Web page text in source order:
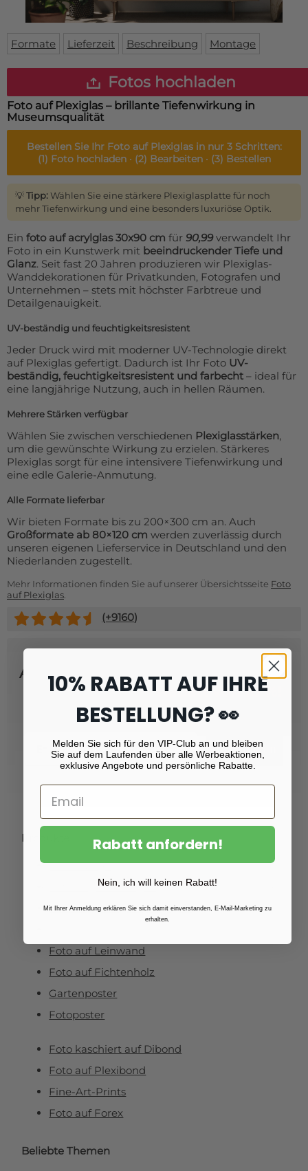
Fußmatte
Bodenmatte
Custom skateboard deck
Über uns
Login
WhatsApp
Formate Lieferzeit Beschreibung Montage
Fotos hochladen
Foto auf Plexiglas – brillante Tiefenwirkung in
Museumsqualität
Bestellen Sie Ihr Foto auf Plexiglasin nur 3 Schritten:
(1) Foto hochladen · (2) Bearbeiten · (3) Bestellen
💡Tipp:Wählen Sie eine stärkere Plexiglasplatte für noch
mehr Tiefenwirkung und eine besonders luxuriöse Optik.
Ein foto auf acrylglas 30x90 cm für 90,99verwandelt Ihr
Foto in ein Kunstwerk mit beeindruckender Tiefe und
Glanz. Seit fast 20 Jahren produzieren wir Plexiglas-
Wanddekorationen für Privatkunden, Fotografen und
Unternehmen – stets mit höchster Farbtreue und
Detailgenauigkeit.
UV-beständig und feuchtigkeitsresistent
Jeder Druck wird mit moderner UV-Technologie direkt
auf Plexiglas gefertigt. Dadurch ist Ihr Foto UV-
beständig, feuchtigkeitsresistent und farbecht – ideal für
eine langjährige Nutzung, auch in hellen Räumen.
Mehrere Stärken verfügbar
Wählen Sie zwischen verschiedenen Plexiglasstärken,
um die gewünschte Wirkung zu erzielen. Stärkeres
Plexiglas sorgt für eine intensivere Tiefenwirkung und
eine edle Galerie-Anmutung.
Alle Formate lieferbar
Wir bieten Formate bis zu 200×300 cm an. Auch
Großformate ab 80×120 cm werden zuverlässig durch
unseren eigenen Lieferservice in Deutschland und den
Niederlanden zugestellt.
Mehr Informationen finden Sie auf unserer Übersichtsseite Foto
auf Plexiglas
(+9160)
Abonnieren Sie unseren Newsletter
und erhalten Sie Rabatt von 10 %!
Email
Registrieren
Produkte
Fotoabzüge
Fotovergrößerungen
Foto auf Plexiglas (Acrylglas)
Foto auf Leinwand
Foto auf Fichtenholz
Gartenposter
Fotoposter
Foto kaschiert auf Dibond
Foto auf Plexibond
Fine-Art-Prints
Foto auf Forex
Beliebte Themen
10% RABATT AUF IHRE
BESTELLUNG? 👀
Melden Sie sich für den VIP-Club an und bleiben
Sie auf dem Laufenden über alle Werbeaktionen,
exklusive Angebote und persönliche Rabatte.
Rabatt anfordern!
Nein, ich will keinen Rabatt!
Mit Ihrer Anmeldung erklären Sie sich damit einverstanden, E-Mail-Marketing zu
erhalten.